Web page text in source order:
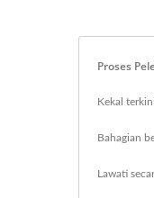
Proses
Kekal
Bahagian
Lawati